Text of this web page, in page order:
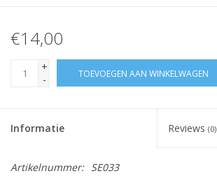
€14,00
+
-
TOEVOEGEN AAN WINKELWAGEN
Informatie Reviews (0)
Artikelnummer: SE033